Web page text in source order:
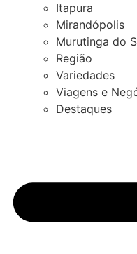
Itapura
Mirandópolis
Murutinga do
Região
Variedades
Viagens e
Destaques